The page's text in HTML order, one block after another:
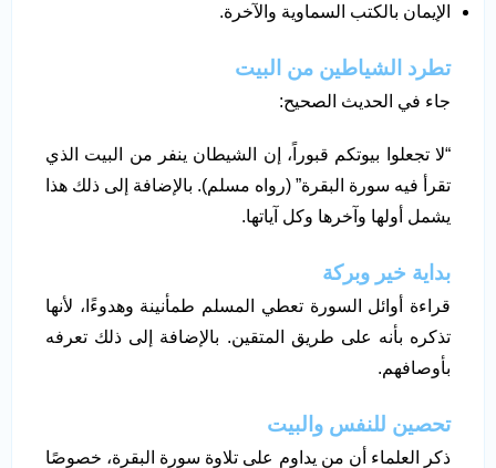
الإيمان بالكتب السماوية والآخرة.
تطرد الشياطين من البيت
جاء في الحديث الصحيح:
“لا تجعلوا بيوتكم قبوراً، إن الشيطان ينفر من البيت الذي
تقرأ فيه سورة البقرة” (رواه مسلم). بالإضافة إلى ذلك هذا
يشمل أولها وآخرها وكل آياتها.
بداية خير وبركة
قراءة أوائل السورة تعطي المسلم طمأنينة وهدوءًا، لأنها
تذكره بأنه على طريق المتقين. بالإضافة إلى ذلك تعرفه
بأوصافهم.
تحصين للنفس والبيت
ذكر العلماء أن من يداوم على تلاوة سورة البقرة، خصوصًا